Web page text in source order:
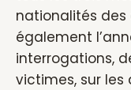
nationalités des
également
interrogations,
victimes, sur